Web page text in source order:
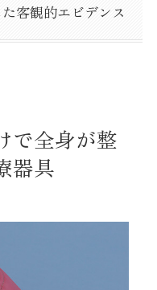
客観的エビデンス
で全身が整
器具